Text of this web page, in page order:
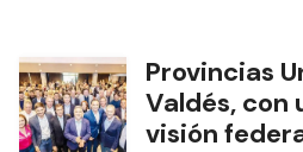
Provincias
Valdés, con
visión